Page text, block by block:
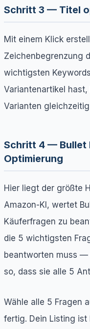
Schritt 3 — Titel
Mit einem Klick
Zeichenbegrenzung
wichtigsten
Variantenartikel
Varianten
Schritt 4 — Bullet
Optimierung
Hier liegt der größte
Amazon-KI, wertet
Käuferfragen zu
die 5 wichtigsten
beantworten muss —
so, dass sie alle 5
Wähle alle 5 Fragen
fertig. Dein Listing ist